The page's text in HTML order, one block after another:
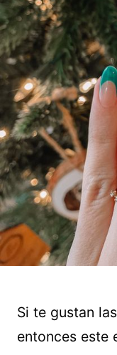
Si te gustan
entonces este